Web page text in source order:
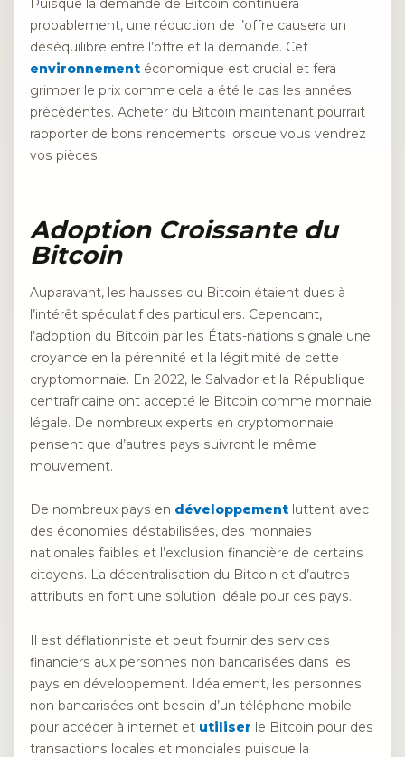
probablement, une réduction de l’offre causera un
déséquilibre entre l’offre et la demande. Cet
environnement économique est crucial et fera
grimper le prix comme cela a été le cas les années
précédentes. Acheter du Bitcoin maintenant pourrait
rapporter de bons rendements lorsque vous vendrez
vos pièces.
Adoption Croissante du
Bitcoin
Auparavant, les hausses du Bitcoin étaient dues à
l’intérêt spéculatif des particuliers. Cependant,
l’adoption du Bitcoin par les États-nations signale une
croyance en la pérennité et la légitimité de cette
cryptomonnaie. En 2022, le Salvador et la République
centrafricaine ont accepté le Bitcoin comme monnaie
légale. De nombreux experts en cryptomonnaie
pensent que d’autres pays suivront le même
mouvement.
De nombreux pays en développement luttent avec
des économies déstabilisées, des monnaies
nationales faibles et l’exclusion financière de certains
citoyens. La décentralisation du Bitcoin et d’autres
attributs en font une solution idéale pour ces pays.
Il est déflationniste et peut fournir des services
financiers aux personnes non bancarisées dans les
pays en développement. Idéalement, les personnes
non bancarisées ont besoin d’un téléphone mobile
pour accéder à internet et utiliser le Bitcoin pour des
transactions locales et mondiales puisque la